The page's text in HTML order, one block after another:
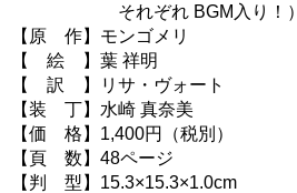
それぞれ BGM入り！）
【原 作】モンゴメリ
【 絵 】葉 祥明
【 訳 】リサ・ヴォート
【装 丁】水崎 真奈美
【価 格】1,400円（税別）
【頁 数】48ページ
【判 型】15.3×15.3×1.0cm